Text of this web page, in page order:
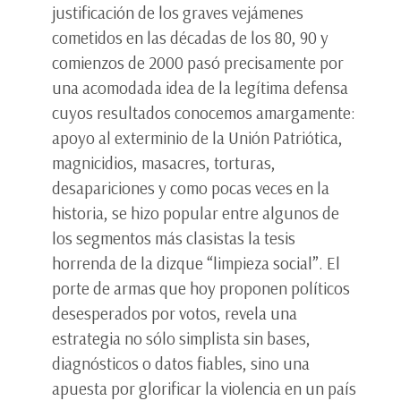
justificación de los graves vejámenes
cometidos en las décadas de los 80, 90 y
comienzos de 2000 pasó precisamente por
una acomodada idea de la legítima defensa
cuyos resultados conocemos amargamente:
apoyo al exterminio de la Unión Patriótica,
magnicidios, masacres, torturas,
desapariciones y como pocas veces en la
historia, se hizo popular entre algunos de
los segmentos más clasistas la tesis
horrenda de la dizque “limpieza social”. El
porte de armas que hoy proponen políticos
desesperados por votos, revela una
estrategia no sólo simplista sin bases,
diagnósticos o datos fiables, sino una
apuesta por glorificar la violencia en un país